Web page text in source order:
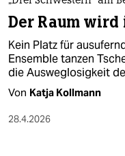
Der Raum
Kein Platz für
Ensemble tanzen
die Ausweglosigkeit
Von Katja Kollmann
28.4.2026